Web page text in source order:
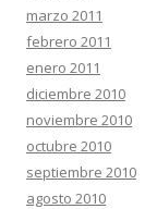
marzo 2011
febrero 2011
enero 2011
diciembre 2010
noviembre 2010
octubre 2010
septiembre 2010
agosto 2010